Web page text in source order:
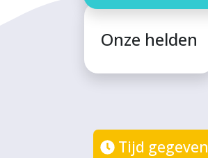
Onze helden
Tijd gegeven